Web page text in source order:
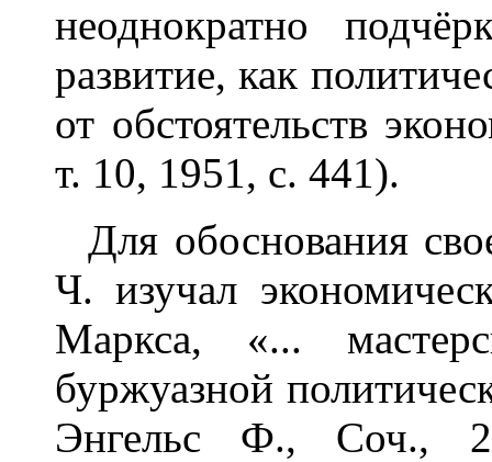
неоднократно
развитие, как
от обстоятельств
т. 10, 1951, с. 441).
Для обоснования
Ч. изучал
Маркса, «...
буржуазной
Энгельс Ф.,